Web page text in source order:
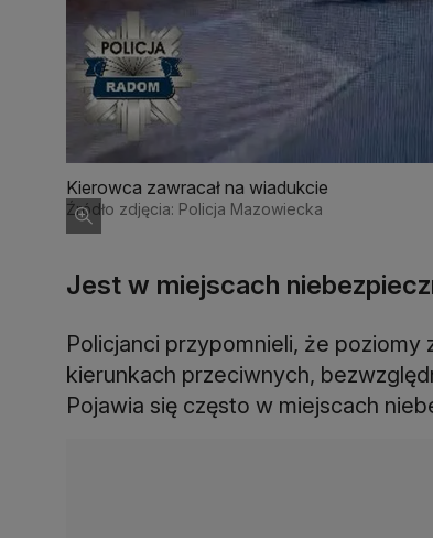
Kierowca zawracał na wiadukcie
Źródło zdjęcia: Policja Mazowiecka
Jest w miejscach
Policjanci przypomnieli, że
kierunkach przeciwnych,
Pojawia się często w miejscach